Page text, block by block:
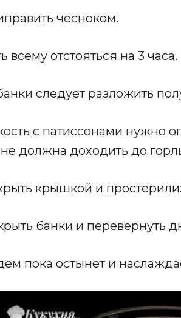
чесноком.
всему отстояться на 3 часа.
следует разложить
с патиссонами нужно
должна доходить до
крышкой и
банки и перевернуть
пока остынет и